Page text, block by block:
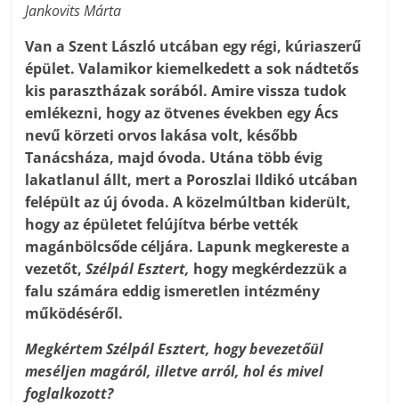
Jankovits Márta
Van a Szent László utcában egy régi, kúriaszerű
épület. Valamikor kiemelkedett a sok nádtetős
kis parasztházak sorából. Amire vissza tudok
emlékezni, hogy az ötvenes években egy Ács
nevű körzeti orvos lakása volt, később
Tanácsháza, majd óvoda. Utána több évig
lakatlanul állt, mert a Poroszlai Ildikó utcában
felépült az új óvoda. A közel­múltban kiderült,
hogy az épületet felújítva bérbe vették
magánbölcsőde céljára. Lapunk megkereste a
vezetőt,Szélpál Esztert, hogy megkérdezzük a
falu számára eddig ismeretlen intézmény
működéséről.
Megkértem Szélpál Esztert, hogy bevezetőül
meséljen magáról, illetve arról, hol és mivel
foglalkozott?